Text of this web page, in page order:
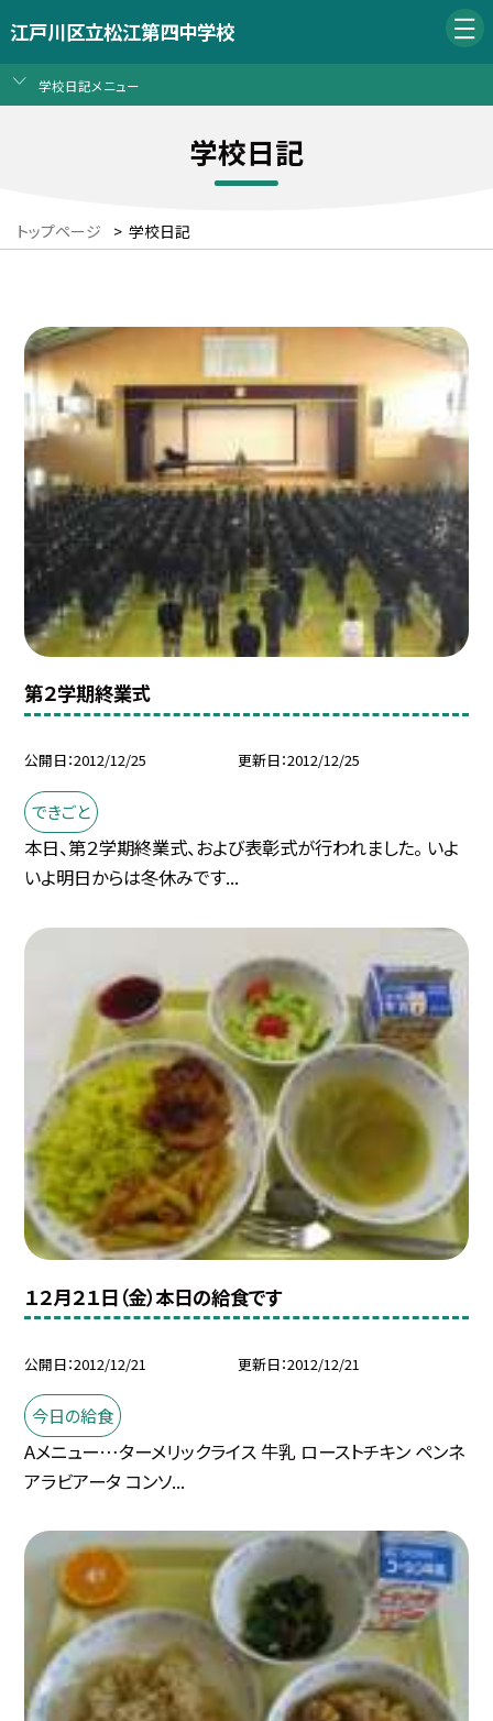
江戸川区立松江第四中学校
学校日記メニュー
学校日記
トップページ > 学校日記
第２学期終業式
公開日 2012/12/25 更新日 2012/12/25
できごと
本日、第２学期終業式、および表彰式が行われました。 いよ
いよ明日からは冬休みです...
１２月２１日（金）本日の給食です
公開日 2012/12/21 更新日 2012/12/21
今日の給食
Aメニュー…ターメリックライス 牛乳 ローストチキン ペンネ
アラビアータ コンソ...